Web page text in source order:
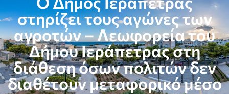
στηρίζει τους αγώνες των
αγροτών – Λεωφορεία του
Δήμου Ιεράπετρας στη
διάθεση όσων πολιτών δεν
διαθέτουν μεταφορικό μέσο